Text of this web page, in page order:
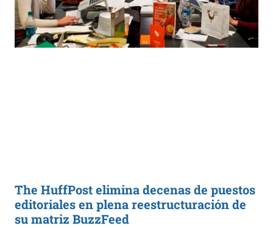
The HuffPost elimina decenas de puestos
editoriales en plena reestructuración de
su matriz BuzzFeed